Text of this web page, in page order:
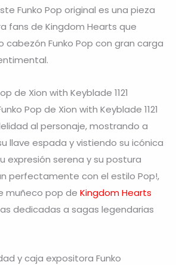
Funko Pop original es una pieza
fans de Kingdom Hearts que
cabezón Funko Pop con gran carga
de Xion with Keyblade 1121
Pop de Xion with Keyblade 1121
al personaje, mostrando a
llave espada y vistiendo su icónica
expresión serena y su postura
perfectamente con el estilo Pop!,
muñeco pop de Kingdom Hearts
dedicadas a sagas legendarias
y caja expositora Funko